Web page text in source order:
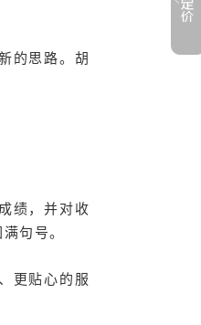
的思路。胡
绩，并对收
句号。
更贴心的服